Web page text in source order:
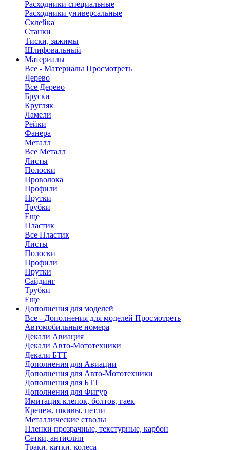
Расходники специальные
Расходники универсальные
Склейка
Станки
Тиски, зажимы
Шлифовальный
Материалы
Все - Материалы Просмотреть
Дерево
Все Дерево
Бруски
Кругляк
Ламели
Рейки
Фанера
Металл
Все Металл
Листы
Полоски
Проволока
Профили
Прутки
Трубки
Еще
Пластик
Все Пластик
Листы
Полоски
Профили
Прутки
Сайдинг
Трубки
Еще
Дополнения для моделей
Все - Дополнения для моделей Просмотреть
Автомобильные номера
Декали Авиация
Декали Авто-Мототехники
Декали БТТ
Дополнения для Авиации
Дополнения для Авто-Мототехники
Дополнения для БТТ
Дополнения для Фигур
Имитация клепок, болтов, гаек
Крепеж, шкивы, петли
Металлические стволы
Пленки прозрачные, текстурные, карбон
Сетки, антислип
Траки, катки, колеса